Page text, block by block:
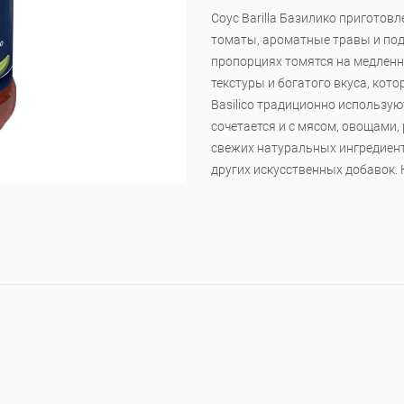
Соус Barilla Базилико
томаты, ароматные травы и
пропорциях томятся на
текстуры и богатого вкуса,
Basilico традиционно
сочетается и с мясом, овощами,
свежих натуральных
других искусственных